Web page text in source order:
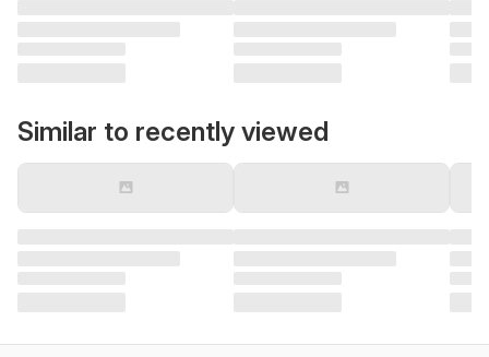
Similar to recently viewed